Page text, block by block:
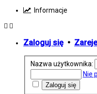
Informacje
Zaloguj się •
Nazwa użytkownika:
Nie